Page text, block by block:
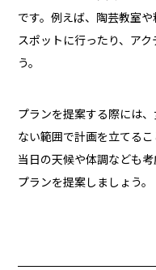
です。例えば、陶芸教室
スポットに行ったり、ア
う。
プランを提案する際には
ない範囲で計画を立てるこ
当日の天候や体調なども
プランを提案しましょう。